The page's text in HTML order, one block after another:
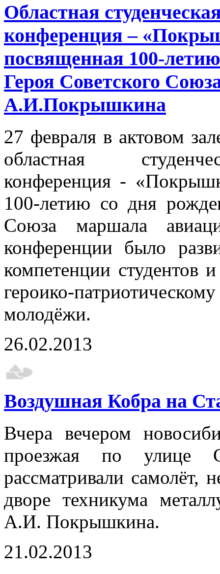
Областная
конференция –
посвященная 100-
Героя Советского
А.И.Покрышкина
27 февраля в актовом
областная
конференция -
100-летию со дня
Союза маршала
конференции было
компетенции студентов
героико-
молодёжи.
26.02.2013
Воздушная Кобра на
Вчера вечером
проезжая по улице
рассматривали самолёт,
дворе техникума
А.И. Покрышкина.
21.02.2013